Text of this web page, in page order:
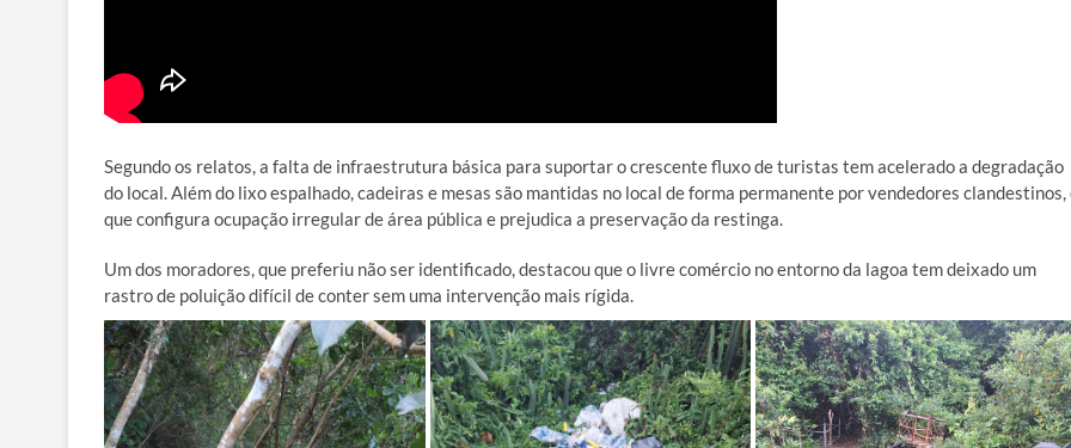
Segundo os relatos, a falta de infraestrutura básica para suportar o crescente fluxo de turistas tem acelerado a degradação
do local. Além do lixo espalhado, cadeiras e mesas são mantidas no local de forma permanente por vendedores clandestinos,
que configura ocupação irregular de área pública e prejudica a preservação da restinga.
Um dos moradores, que preferiu não ser identificado, destacou que o livre comércio no entorno da lagoa tem deixado um
rastro de poluição difícil de conter sem uma intervenção mais rígida.